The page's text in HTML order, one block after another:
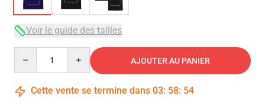
Voir le guide des tailles
AJOUTER AU PANIER
Cette vente se termine dans 03: 58: 54